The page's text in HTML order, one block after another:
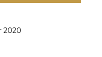
2020